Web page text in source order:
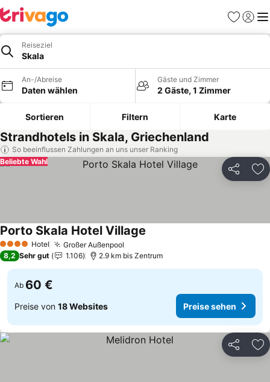
Favoriten
Reiseziel
Skala
An-/Abreise
Daten wählen
Gäste und Zimmer
2 Gäste, 1 Zimmer
Sortieren Filtern Karte
Strandhotels in Skala, Griechenland
So beeinflussen Zahlungen an uns unser Ranking
Teilen
Beliebte Wahl
4 Sterne Hotel Großer Außenpool
Porto Skala Hotel Village
8,2 Sehr gut 1.106 2.9 km bis Zentrum
Ab 60 €
Preise von 18 Websites Preise sehen
Teilen